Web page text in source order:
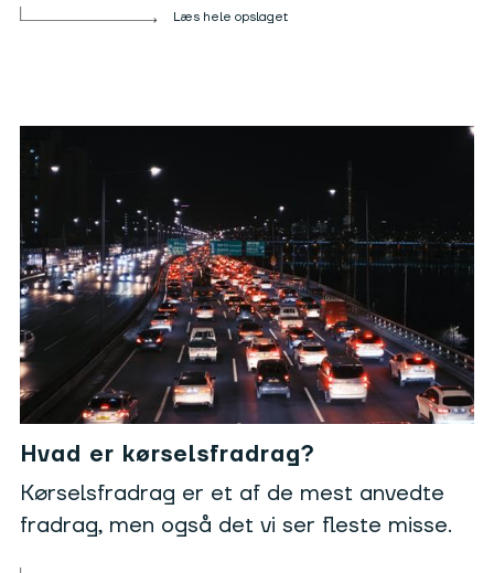
Læs hele opslaget
Hvad er kørselsfradrag?
Kørselsfradrag er et af de mest anvedte
fradrag, men også det vi ser fleste misse.